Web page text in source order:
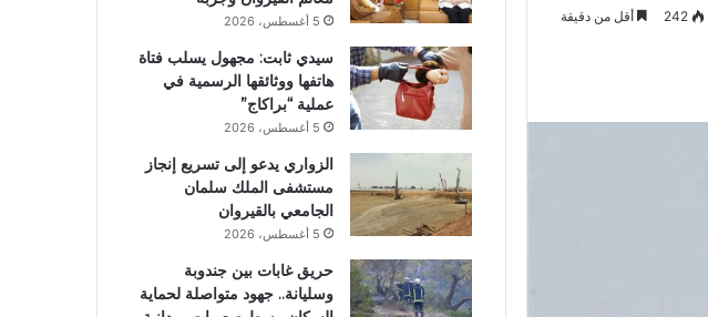
242 أقل من دقيقة 5 أغسطس، 2026
سيدي ثابت: مجهول يسلب فتاة
هاتفها ووثائقها الرسمية في
عملية “براكاج”
5 أغسطس، 2026
الزواري يدعو إلى تسريع إنجاز
مستشفى الملك سلمان
الجامعي بالقيروان
5 أغسطس، 2026
حريق غابات بين جندوبة
وسليانة.. جهود متواصلة لحماية